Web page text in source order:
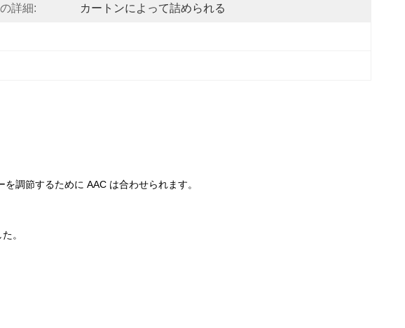
詳細: カートンによって詰められる
調節するために AAC は合わせられます。
。